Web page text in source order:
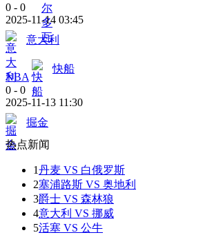
0 - 0
2025-11-14 03:45
意大利
NBA
快船
0 - 0
2025-11-13 11:30
掘金
热点新闻
1丹麦 VS 白俄罗斯
2塞浦路斯 VS 奥地利
3爵士 VS 森林狼
4意大利 VS 挪威
5活塞 VS 公牛